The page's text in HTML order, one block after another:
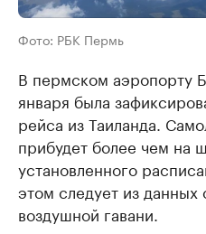
Фото: РБК Пермь
В пермском аэропорту
января была
рейса из Таиланда.
прибудет более чем на
установленного
этом следует из данных
воздушной гавани.